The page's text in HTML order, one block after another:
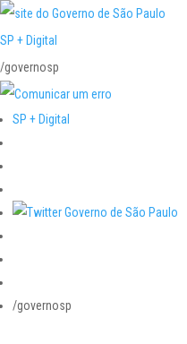
SP + Digital
/governosp
SP + Digital
/governosp